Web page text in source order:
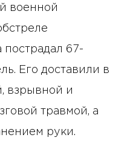
военной
67-
Его доставили в
взрывной и
травмой, а
руки.